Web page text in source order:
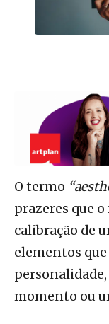
O termo “
prazeres que
calibração de
elementos
personalidade,
momento ou